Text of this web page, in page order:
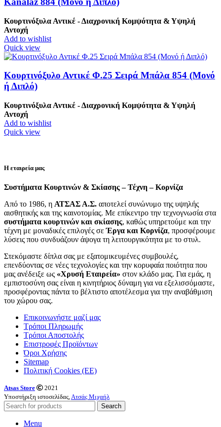
Κουρτινόξυλα Αντικέ - Διαχρονική Κομψότητα & Υψηλή
Αντοχή
Add to wishlist
Quick view
Κουρτινόξυλο Αντικέ Φ.25 Σειρά Μπάλα 854 (Μονό
ή Διπλό)
Κουρτινόξυλα Αντικέ - Διαχρονική Κομψότητα & Υψηλή
Αντοχή
Add to wishlist
Quick view
Η εταιρεία μας
Συστήματα Κουρτινών & Σκίασης – Τέχνη – Κορνίζα
Από το 1986, η ΑΤΣΑΣ Α.Σ. αποτελεί συνώνυμο της υψηλής
αισθητικής και της καινοτομίας. Με επίκεντρο την τεχνογνωσία στα
συστήματα κουρτινών και σκίασης, καθώς υπηρετούμε και την
τέχνη με μοναδικές επιλογές σεΈργα και Κορνίζα, προσφέρουμε
λύσεις που συνδυάζουν άψογα τη λειτουργικότητα με το στυλ.
Στεκόμαστε δίπλα σας με εξατομικευμένες συμβουλές,
επενδύοντας σε νέες τεχνολογίες και την κορυφαία ποιότητα που
μας ανέδειξε ως «Χρυσή Εταιρεία» στον κλάδο μας. Για εμάς, η
εμπιστοσύνη σας είναι η κινητήριος δύναμη για να εξελισσόμαστε,
προσφέροντας πάντα το βέλτιστο αποτέλεσμα για την αναβάθμιση
του χώρου σας.
Επικοινωνήστε μαζί μας
Τρόποι Πληρωμής
Τρόποι Αποστολής
Επιστροφές Προϊόντων
Όροι Χρήσης
Sitemap
Πολιτική Cookies (ΕΕ)
Atsas Store
2021
Υποστήριξη ιστοσελίδας,Ατσάς Μιχαήλ
Search
Menu